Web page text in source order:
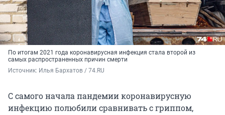
По итогам 2021 года коронавирусная инфекция стала второй из
самых распространенных причин смерти
Источник: Илья Бархатов / 74.RU
С самого начала пандемии коронавирусную
инфекцию полюбили сравнивать с гриппом,